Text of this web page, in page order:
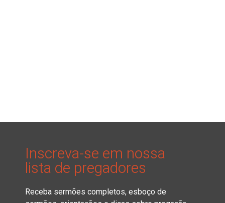
Inscreva-se em nossa
lista de pregadores
Receba sermões completos, esboço de